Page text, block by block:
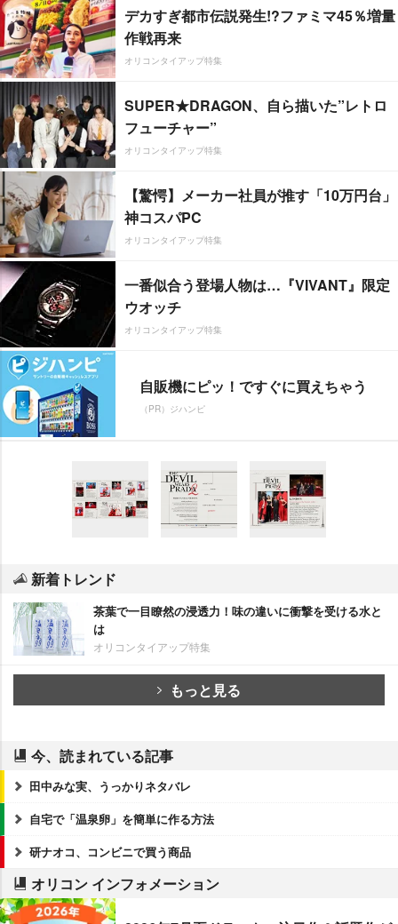
デカすぎ都市伝説発生!?ファミマ45％増量
作戦再来
オリコンタイアップ特集
SUPER★DRAGON、自ら描いた”レトロ
フューチャー”
オリコンタイアップ特集
【驚愕】メーカー社員が推す「10万円台」
神コスパPC
オリコンタイアップ特集
一番似合う登場人物は…『VIVANT』限定
ウオッチ
オリコンタイアップ特集
自販機にピッ！ですぐに買えちゃう
（PR）ジハンピ
新着トレンド
茶葉で一目瞭然の浸透力！味の違いに衝撃を受ける水と
は
オリコンタイアップ特集
もっと見る
今、読まれている記事
田中みな実、うっかりネタバレ
自宅で「温泉卵」を簡単に作る方法
研ナオコ、コンビニで買う商品
オリコン インフォメーション